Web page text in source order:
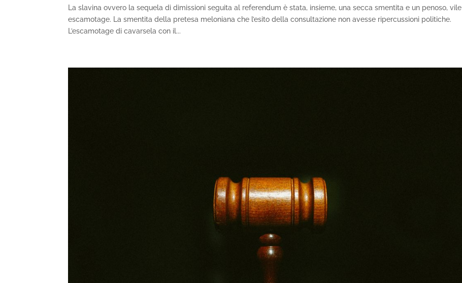
La slavina ovvero la sequela di dimissioni seguita al referendum è stata, insieme, una secca smentita e un penoso, vile
escamotage. La smentita della pretesa meloniana che l’esito della consultazione non avesse ripercussioni politiche.
L’escamotage di cavarsela con il...